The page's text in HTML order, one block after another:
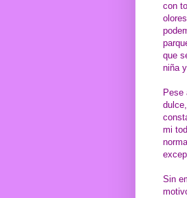
con
que
niña
Pese
mi
Sin